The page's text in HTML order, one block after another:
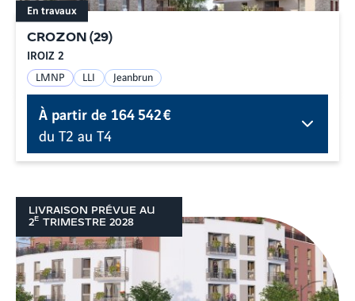
CROZON (29)
IROIZ 2
En travaux
LMNP LLI Jeanbrun
À partir de164 542 €
du T2 au T4
LIVRAISON PRÉVUE AU
2E TRIMESTRE 2028